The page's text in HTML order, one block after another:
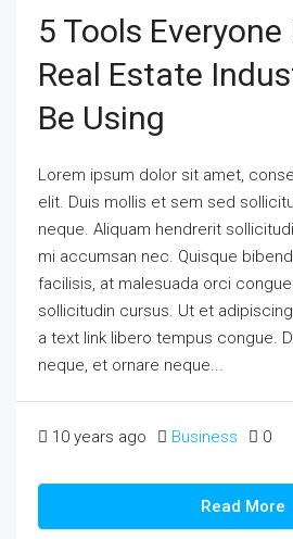
5 Tools Everyone
Real Estate
Be Using
Lorem ipsum dolor sit amet,
elit. Duis mollis et sem sed
neque. Aliquam hendrerit
mi accumsan nec. Quisque
facilisis, at malesuada orci
sollicitudin cursus. Ut et
a text link libero tempus congue.
neque, et ornare neque...
10 years ago Business 0
Read More